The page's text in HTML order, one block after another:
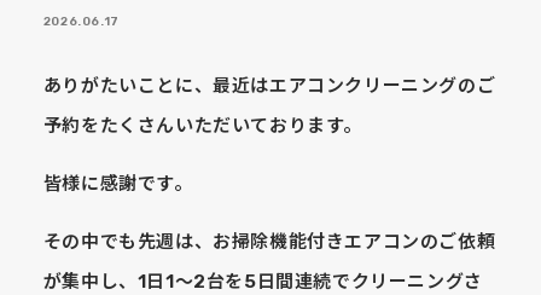
2026.06.17
ありがたいことに、最近はエアコンクリーニングのご
予約をたくさんいただいております。
皆様に感謝です。
その中でも先週は、お掃除機能付きエアコンのご依頼
が集中し、1日1～2台を5日間連続でクリーニングさ